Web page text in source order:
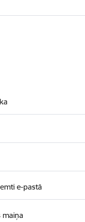
e-pastā
maiņa